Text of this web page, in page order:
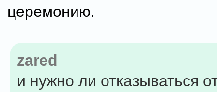
церемонию.
zared
и нужно ли отказываться